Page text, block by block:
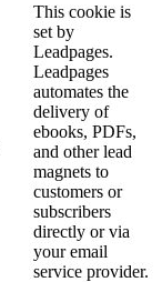
This cookie is
set by
Leadpages.
Leadpages
automates the
delivery of
ebooks, PDFs,
and other lead
magnets to
customers or
subscribers
directly or via
your email
service provider.